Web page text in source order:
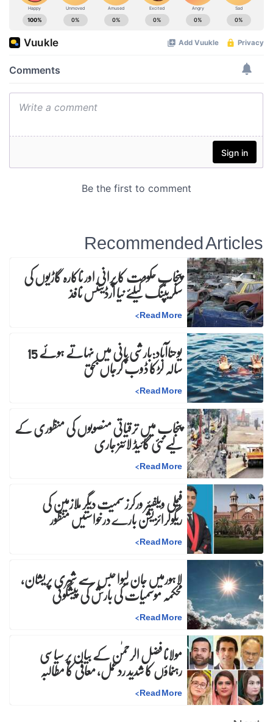
Recommended Articles
پنجاب حکومت کا پرانی اور ناکارہ گاڑیوں کی
سکریپنگ کیلئے نیا آرڈیننس نافذ
Read More
>
یوحناآباد:بارشی پانی میں نہاتے ہوئے 15 سالہ لڑکا ڈوب کرجاں بحق
Read More
>
پنجاب میں ترقیاتی منصوبوں کی منظوری کے
لیے نئی گائیڈ لائنز جاری
Read More
>
فیملی ویلفیئر ورکرز سمیت دیگر ملازمین کی
ریگولرائزیشن بارے درخواستیں منظور
Read More
>
لاہورمیں جان لیوا حبس سے شہری پریشان،
محکمہ موسمیات کی بارش کی پیشگوئی
Read More
>
مولانا فضل الرحمٰن کے بیان پر سیاسی
رہنماؤں کا شدید ردعمل، معافی کا مطالبہ
Read More
>